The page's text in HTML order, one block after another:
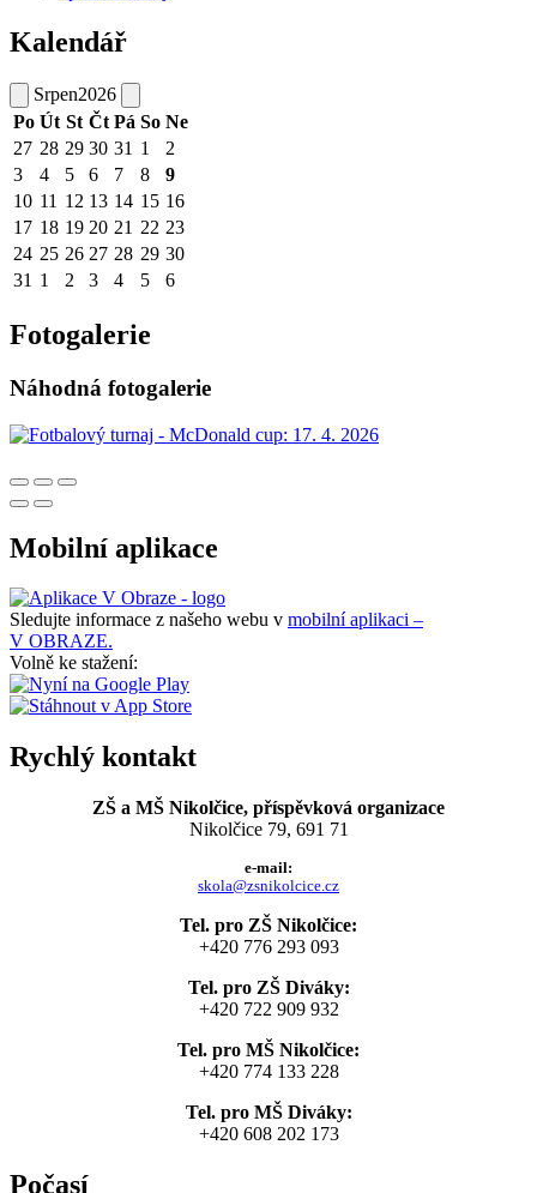
Kalendář
Srpen2026
Po Út St Čt Pá So Ne
27 28 29 30 31 1
2
3
4 5 6 7 8
9
10 11 12 13 14 15 16
17 18 19 20 21 22 23
24 25 26 27 28 29 30
31 1 2 3 4 5 6
Fotogalerie
Náhodná fotogalerie
Mobilní aplikace
Sledujte informace z našeho webu v mobilní aplikaci –
V OBRAZE.
Volně ke stažení:
Rychlý kontakt
ZŠ a MŠ Nikolčice, příspěvková organizace
Nikolčice 79, 691 71
e-mail:
skola@zsnikolcice.cz
Tel. pro ZŠ Nikolčice:
+420 776 293 093
Tel. pro ZŠ Diváky:
+420 722 909 932
Tel. pro MŠ Nikolčice:
+420 774 133 228
Tel. pro MŠ Diváky:
+420 608 202 173
Počasí